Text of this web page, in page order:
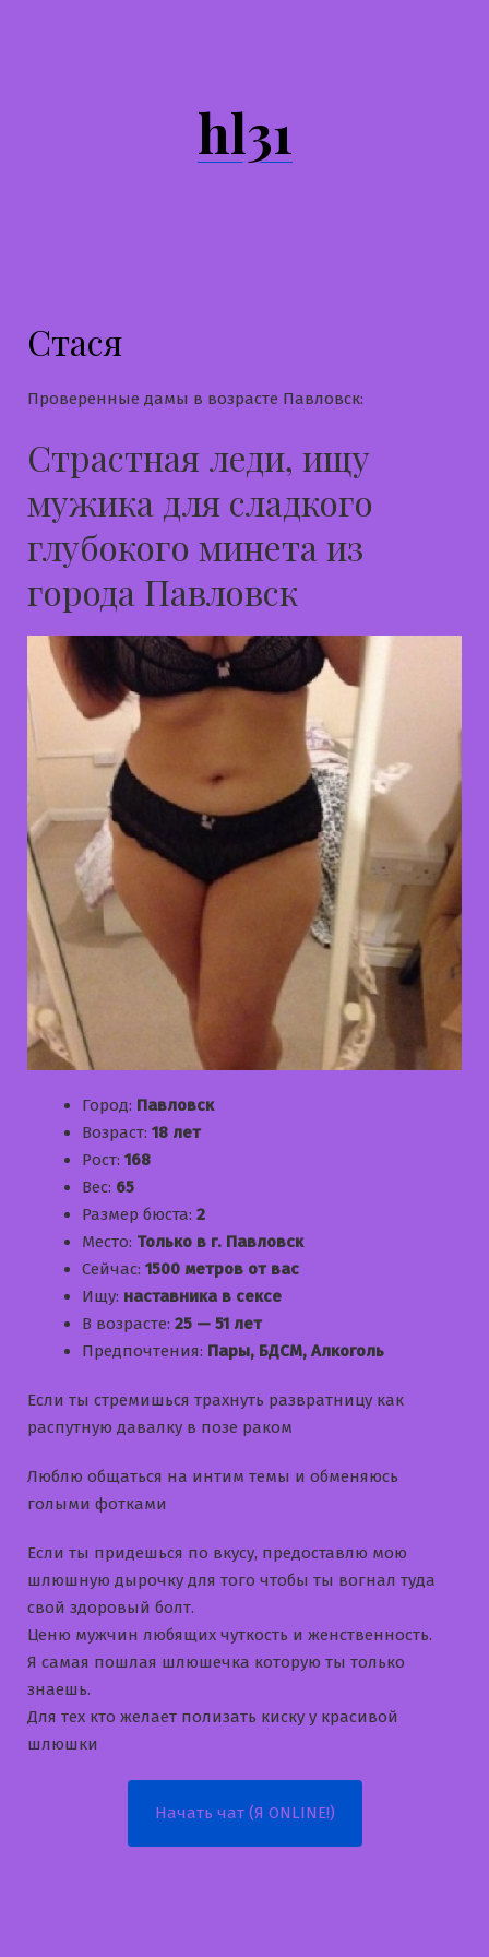
hl31
Стася
Проверенные дамы в возрасте Павловск:
Страстная леди, ищу
мужика для сладкого
глубокого минета из
города Павловск
Город: Павловск
Возраст: 18 лет
Рост: 168
Вес: 65
Размер бюста: 2
Место: Только в г. Павловск
Сейчас: 1500 метров от вас
Ищу: наставника в сексе
В возрасте: 25 — 51 лет
Предпочтения: Пары, БДСМ, Алкоголь
Если ты стремишься трахнуть развратницу как
распутную давалку в позе раком
Люблю общаться на интим темы и обменяюсь
голыми фотками
Если ты придешься по вкусу, предоставлю мою
шлюшную дырочку для того чтобы ты вогнал туда
свой здоровый болт.
Ценю мужчин любящих чуткость и женственность.
Я самая пошлая шлюшечка которую ты только
знаешь.
Для тех кто желает полизать киску у красивой
шлюшки
Начать чат (Я ONLINE!)